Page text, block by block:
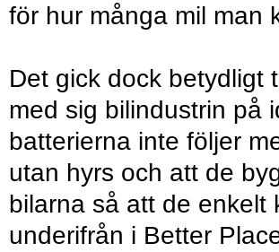
för hur många mil man
Det gick dock betydligt
med sig bilindustrin på
batterierna inte följer
utan hyrs och att de
bilarna så att de enkelt
underifrån i Better